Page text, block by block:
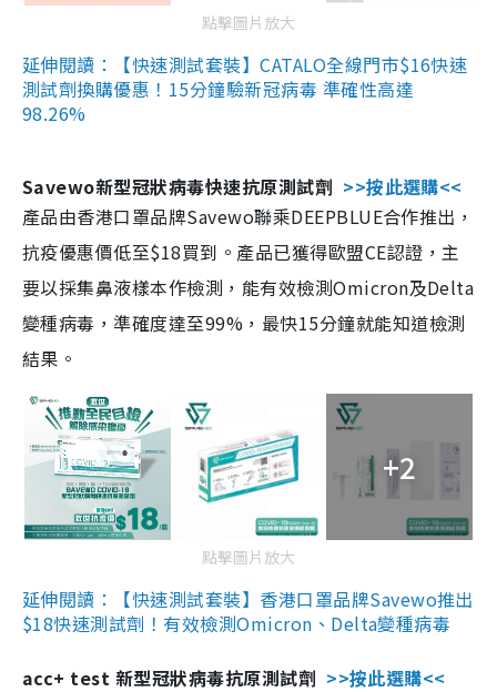
點擊圖片放大
延伸閱讀：【快速測試套裝】CATALO全線門市$16快速
測試劑換購優惠！15分鐘驗新冠病毒 準確性高達
98.26%
Savewo新型冠狀病毒快速抗原測試劑 >>按此選購<<
產品由香港口罩品牌Savewo聯乘DEEPBLUE合作推出，
抗疫優惠價低至$18買到。產品已獲得歐盟CE認證，主
要以採集鼻液樣本作檢測，能有效檢測Omicron及Delta
變種病毒，準確度達至99%，最快15分鐘就能知道檢測
結果。
+2
點擊圖片放大
延伸閱讀：【快速測試套裝】香港口罩品牌Savewo推出
$18快速測試劑！有效檢測Omicron、Delta變種病毒
acc+ test 新型冠狀病毒抗原測試劑 >>按此選購<<